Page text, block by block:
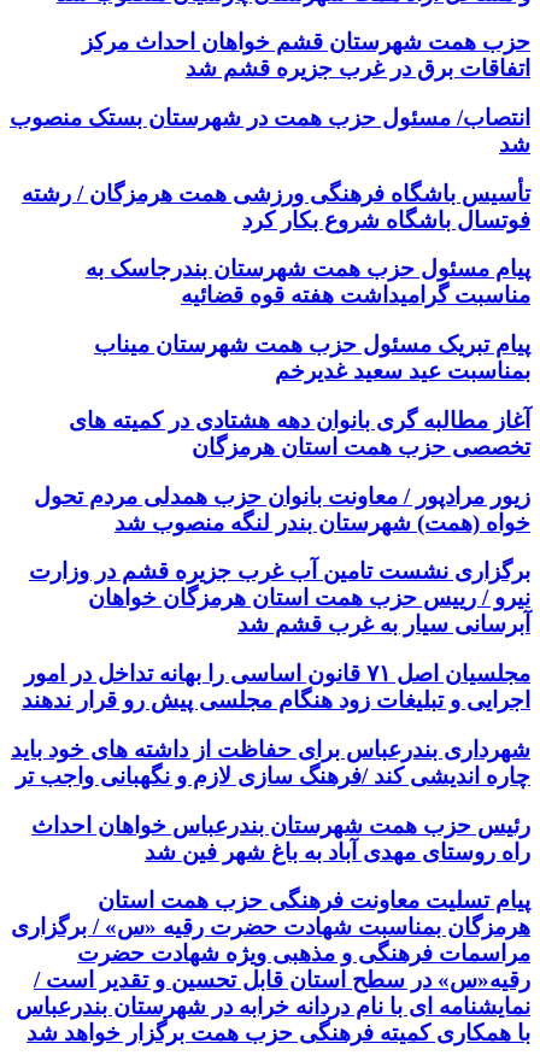
حزب همت شهرستان قشم خواهان احداث مرکز
اتفاقات برق در غرب جزیره قشم شد
انتصاب/ مسئول حزب همت در شهرستان بستک منصوب
شد
تأسیس باشگاه فرهنگی ورزشی همت هرمزگان / رشته
فوتسال باشگاه شروع بکار کرد
پیام مسئول حزب همت شهرستان بندرجاسک به
مناسبت گرامیداشت هفته قوه قضائیه
پیام تبریک مسئول حزب همت شهرستان میناب
بمناسبت عید سعید غدیرخم
آغاز مطالبه گری بانوان دهه هشتادی در کمیته های
تخصصی حزب همت استان هرمزگان
زیور مرادپور / معاونت بانوان حزب همدلی مردم تحول
خواه (همت) شهرستان بندر لنگه منصوب شد
برگزاری نشست تامین آب غرب جزیره قشم در وزارت
نیرو / رییس حزب همت استان هرمزگان خواهان
آبرسانی سیار به غرب قشم شد
مجلسیان اصل ۷۱ قانون اساسی را بهانه تداخل در امور
اجرایی و تبلیغات زود هنگام مجلسی پیش رو قرار ندهند
شهرداری بندرعباس برای حفاظت از داشته های خود باید
چاره اندیشی کند /فرهنگ سازی لازم و نگهبانی واجب تر
رئیس حزب همت شهرستان بندرعباس خواهان احداث
راه روستای مهدی آباد به باغ شهر فین شد
پیام تسلیت معاونت فرهنگی حزب همت استان
هرمزگان بمناسبت شهادت حضرت رقیه «س» / برگزاری
مراسمات فرهنگی و مذهبی ویژه شهادت حضرت
رقیه«س» در سطح استان قابل تحسین و تقدیر است /
نمایشنامه ای با نام دردانه خرابه در شهرستان بندرعباس
با همکاری کمیته فرهنگی حزب همت برگزار خواهد شد